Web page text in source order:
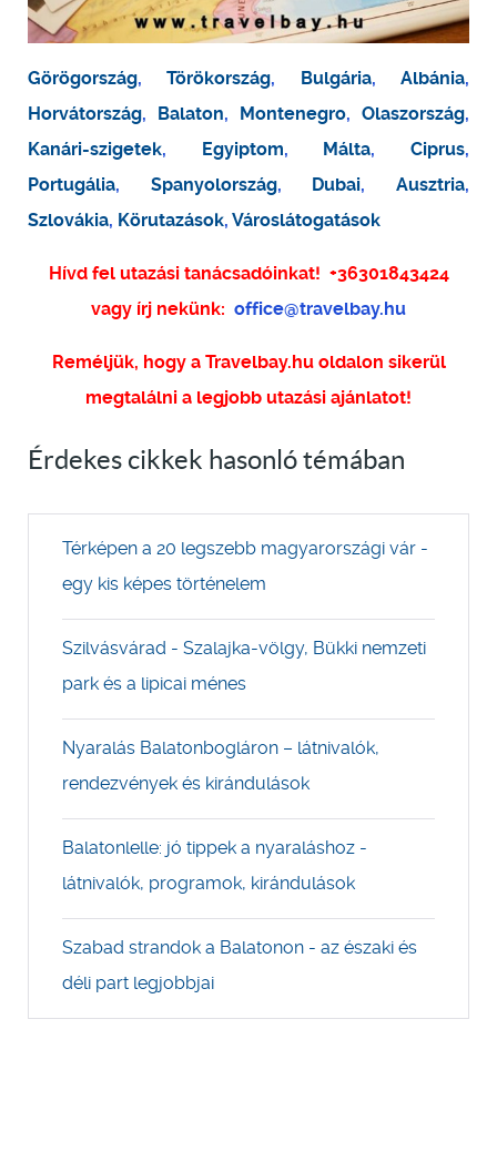
Görögország,Törökország, Bulgária,Albánia,
Horvátország, Balaton, Montenegro, Olaszország,
Kanári-szigetek, Egyiptom, Málta,Ciprus,
Portugália, Spanyolország, Dubai,Ausztria,
Szlovákia, Körutazások, Városlátogatások
Hívd fel utazási tanácsadóinkat! +36301843424
vagy írj nekünk: office@travelbay.hu
Reméljük, hogy a Travelbay.hu oldalon sikerül
megtalálni a legjobb utazási ajánlatot!
Érdekes cikkek hasonló témában
Térképen a 20 legszebb magyarországi vár -
egy kis képes történelem
Szilvásvárad - Szalajka-völgy, Bükki nemzeti
park és a lipicai ménes
Nyaralás Balatonbogláron – látnivalók,
rendezvények és kirándulások
Balatonlelle: jó tippek a nyaraláshoz -
látnivalók, programok, kirándulások
Szabad strandok a Balatonon - az északi és
déli part legjobbjai